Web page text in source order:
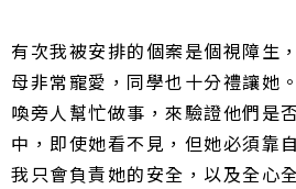
有次我被安排的個案是個視障生
母非常寵愛，同學也十分禮讓她
喚旁人幫忙做事，來驗證他們是
中，即使她看不見，但她必須靠
我只會負責她的安全，以及全心